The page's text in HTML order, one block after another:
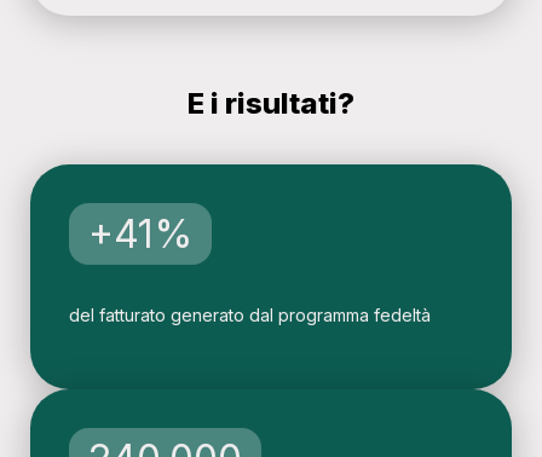
E i risultati?​
+41%
del fatturato generato dal programma fedeltà